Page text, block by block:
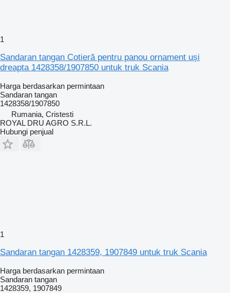
1
Sandaran tangan Cotieră pentru panou ornament uși
dreapta 1428358/1907850 untuk truk Scania
Harga berdasarkan permintaan
Sandaran tangan
1428358/1907850
Rumania, Cristesti
ROYAL DRU AGRO S.R.L.
Hubungi penjual
1
Sandaran tangan 1428359, 1907849 untuk truk Scania
Harga berdasarkan permintaan
Sandaran tangan
1428359, 1907849